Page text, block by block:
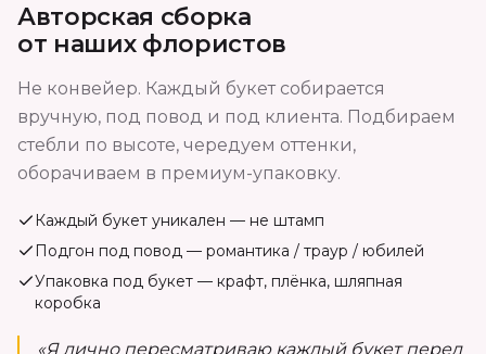
Авторская сборка
от наших флористов
Не конвейер. Каждый букет собирается
вручную, под повод и под клиента. Подбираем
стебли по высоте, чередуем оттенки,
оборачиваем в премиум-упаковку.
Каждый букет уникален — не штамп
Подгон под повод — романтика / траур / юбилей
Упаковка под букет — крафт, плёнка, шляпная
коробка
«Я лично пересматриваю каждый букет перед